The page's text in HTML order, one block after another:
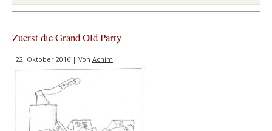
Zuerst die Grand Old Party
22. Oktober 2016 | Von Achim